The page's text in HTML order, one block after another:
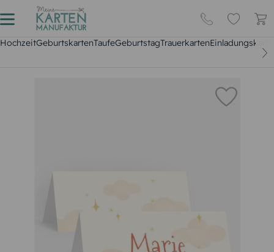
HochzeitGeburtskartenTaufeGeburtstagTrauerkarten